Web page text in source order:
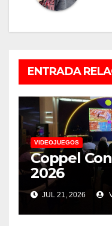
ENTRADA
VIDEOJUEGOS
Coppel
2026
JUL 21, 2026